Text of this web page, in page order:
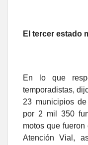
El tercer estado
En lo que
temporadistas,
23 municipios
por 2 mil 350
motos que
Atención Vial,